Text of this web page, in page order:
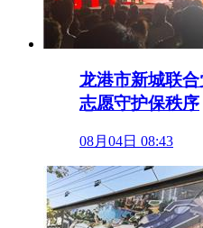
龙港市新城联合
志愿守护保秩序
08月04日 08:43